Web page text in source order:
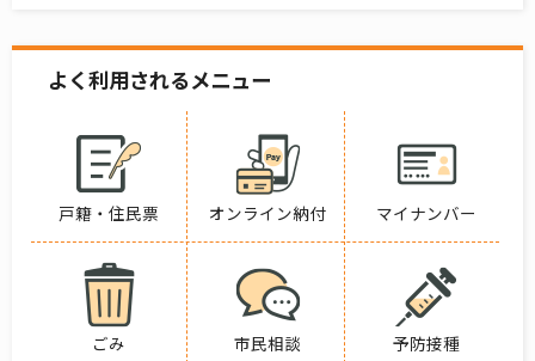
よく利用されるメニュー
戸籍・住民票 オンライン納付 マイナンバー
ごみ 市民相談 予防接種